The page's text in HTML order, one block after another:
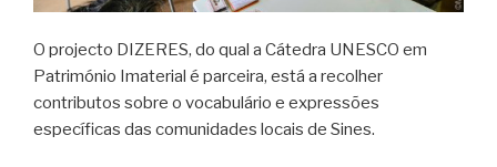
O projecto DIZERES, do qual a Cátedra UNESCO em
Património Imaterial é parceira, está a recolher
contributos sobre o vocabulário e expressões
específicas das comunidades locais de Sines.